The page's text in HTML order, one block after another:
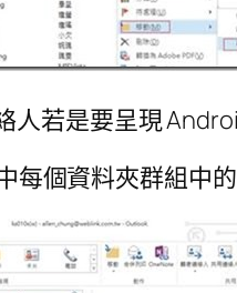
人若是要呈現
每個資料夾群組中